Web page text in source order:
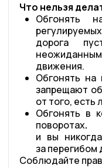
Что нельзя
Обгонять
дорога
движения.
Обгонять
запрещают
от того, есть
Обгонять в
поворотах.
и вы
за перегибом
Соблюдайте